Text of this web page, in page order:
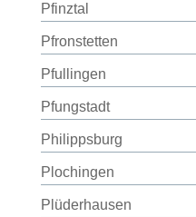
Pfinztal
Pfronstetten
Pfullingen
Pfungstadt
Philippsburg
Plochingen
Plüderhausen